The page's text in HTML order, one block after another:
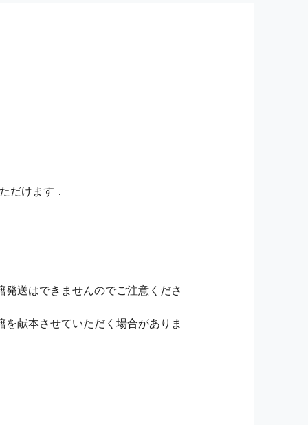
だけます．
送はできませんのでご注意くださ
献本させていただく場合がありま